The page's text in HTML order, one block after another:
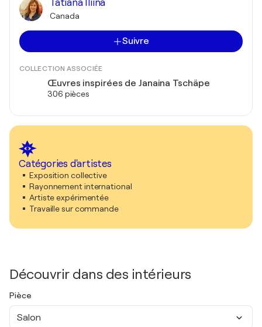
Tatiana Iliina
Canada
Suivre
COLLECTION ASSOCIÉE
Œuvres inspirées de Janaina Tschäpe
306 pièces
Catégories d'artistes
Exposition collective
Rayonnement international
Artiste expérimentée
Travaille sur commande
Découvrir dans des intérieurs
Pièce
Salon